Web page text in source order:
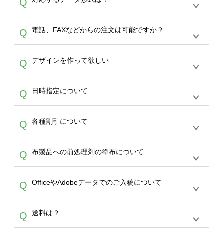
生産にて承っております。デザインツールから
デザインの作成から決済まで完了できます。
30枚以上やシルク印刷など、大口注文の場合
は、サポートが担当するエコバッグコンシェル
やタンブラーコンシェルをご利用ください。製
作する数量が多ければ多いほど、オンデマンド
サービスよりも低価格で製作することが可能で
す。
Q
A
ドできるデータ形式は、JPG / PNG / AI / PSD /
PDF 形式になります。データの最大サイズ
写真などもアップロード可能です。使用できな
い画像はエラーになります。（※ Illustratorか
らの直接入稿には対応していません。AIで保存
し、デザインツールからアップロードして下さ
い）
Q 電話、FAXなどからの注文は可能ですか？
A
文のみ受け付けております。30個以上のご製
作をお考えの方は、サポートが担当するエコバ
スをご利用頂ければ、電話やFAX、メールなど
でご注文が可能です。
Q デザインを作って欲しい
A
を作って欲しい。などの場合は、製作数量が
30個以上であれば、サポート担当が、デザイ
バッグコンシェル
サー
ビスをご利用ください。(※ 30個以下の場合
は、デザインツールをご利用ください)
Q 日時指定について
A
ん。発送後18時以降に配送業者・伝票番号を
メールでお知らせいたしますので、直接配送業
者にご連絡いただき調整をお願い致します。
Q 各種割引について
A
カート内で自動的に割引(最大50%)が適用され
ます。 【付与ポイント】購入金額の1％が1ポ
イントとして付与され、次回ご注文時に1ポイ
ント＝1円としてお使いいただけます。ポイン
トは発送完了の翌日に付与され、次回ご注文時
からご利用頂けます。ポイントの有効期限は一
年間です。【会員ランク】過去10カ月のご注
文回数により会員ランク割引(最大5%)が適用
Q 布製品への前処理剤の塗布について
A
意点（前処理剤）】カラー生地（Tシャツのホ
ワイト、トートバッグのナチュラル、ホワイト
といって、プリントを定着させるための処理剤
を塗布しており、短納期・低価格で商品をお届
Q OfficeやAdobeデータでのご入稿について
A
ません。いずれのデータも該当デザインのみ画
像(JPEG,PNG,GIF,PDF)に変換、またはAdobe
Q 送料は？